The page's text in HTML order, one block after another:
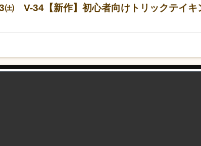
㈯ V-34【新作】初心者向けトリックテイ